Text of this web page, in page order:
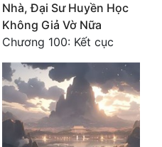
Nhà, Đại Sư Huyền Học
Không Giả Vờ Nữa
Chương 100: Kết cục